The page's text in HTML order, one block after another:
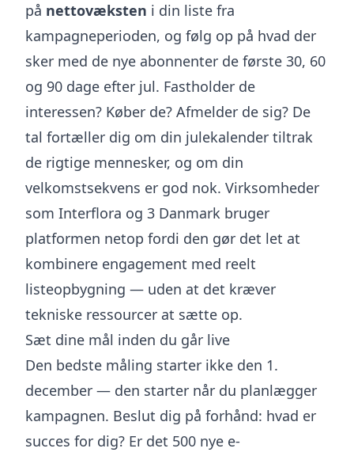
på nettovæksten i din liste fra
kampagneperioden, og følg op på hvad der
sker med de nye abonnenter de første 30, 60
og 90 dage efter jul. Fastholder de
interessen? Køber de? Afmelder de sig? De
tal fortæller dig om din julekalender tiltrak
de rigtige mennesker, og om din
velkomstsekvens er god nok. Virksomheder
som Interflora og 3 Danmark bruger
platformen netop fordi den gør det let at
kombinere engagement med reelt
listeopbygning — uden at det kræver
tekniske ressourcer at sætte op.
Sæt dine mål inden du går live
Den bedste måling starter ikke den 1.
december — den starter når du planlægger
kampagnen. Beslut dig på forhånd: hvad er
succes for dig? Er det 500 nye e-